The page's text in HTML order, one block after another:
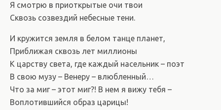
Я смотрю в приоткрытые очи твои
Сквозь созвездий небесные тени.
И кружится земля в белом танце планет,
Приближая сквозь лет миллионы
К царству света, где каждый насельник – поэт
В свою музу – Венеру – влюбленный…
Что за миг – этот миг?! В нем я вижу тебя –
Воплотившийся образ царицы!